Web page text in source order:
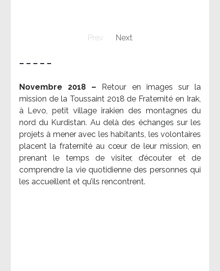
Prev Next
– – – – –
Novembre 2018 – Retour en images sur la
mission de la Toussaint 2018 de Fraternité en Irak,
à Levo, petit village irakien des montagnes du
nord du Kurdistan. Au delà des échanges sur les
projets à mener avec les habitants, les volontaires
placent la fraternité au cœur de leur mission, en
prenant le temps de visiter, d’écouter et de
comprendre la vie quotidienne des personnes qui
les accueillent et qu’ils rencontrent.